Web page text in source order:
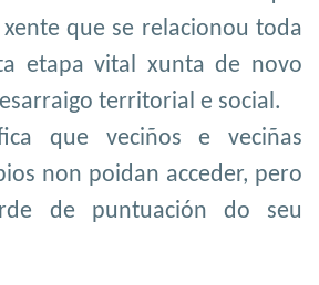
que se relacionou toda
etapa vital xunta de novo
territorial e social.
que veciños e veciñas
non poidan acceder, pero
de puntuación do seu